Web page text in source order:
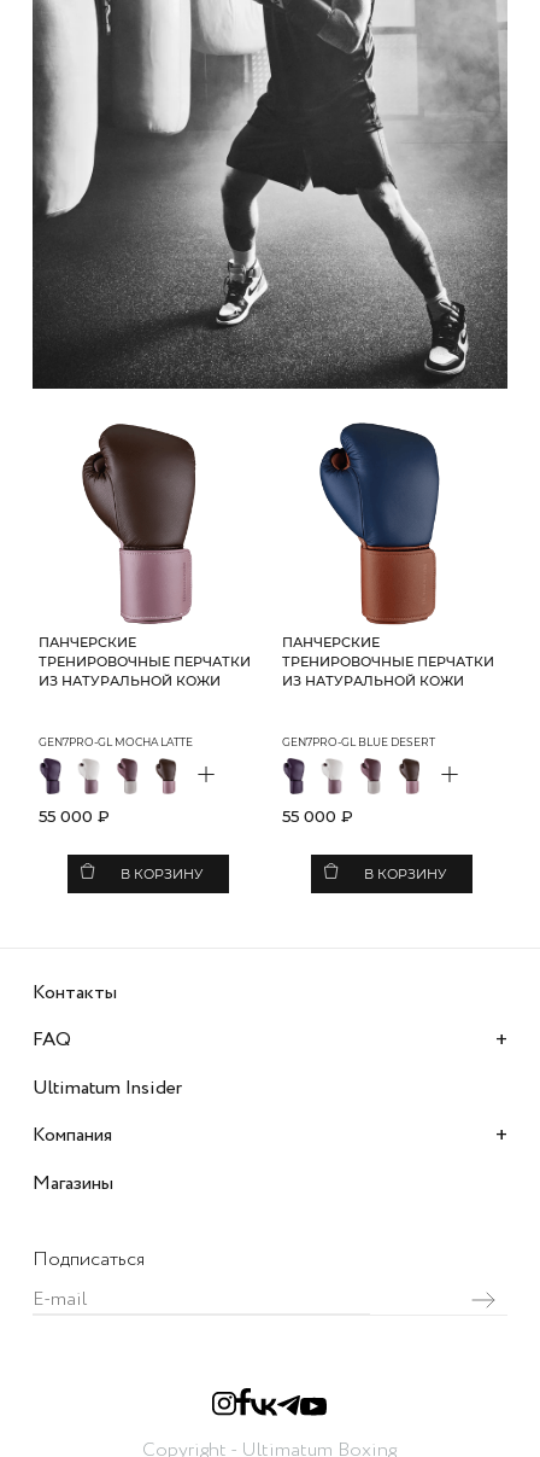
ПАНЧЕРСКИЕ
ТРЕНИРОВОЧНЫЕ ПЕРЧАТКИ
ИЗ НАТУРАЛЬНОЙ КОЖИ
GEN7PRO-GL MOCHA LATTE
+
55 000 ₽
В КОРЗИНУ
ПАНЧЕРСКИЕ
ТРЕНИРОВОЧНЫЕ ПЕРЧАТКИ
ИЗ НАТУРАЛЬНОЙ КОЖИ
GEN7PRO-GL BLUE DESERT
+
55 000 ₽
В КОРЗИНУ
Контакты
FAQ
+
Ultimatum Insider
Компания
+
Магазины
Подписаться
Copyright - Ultimatum Boxing